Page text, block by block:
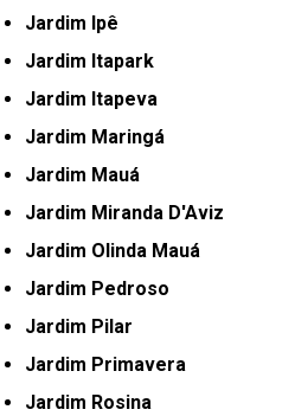
Jardim Ipê
Jardim Itapark
Jardim Itapeva
Jardim Maringá
Jardim Mauá
Jardim Miranda D'Aviz
Jardim Olinda Mauá
Jardim Pedroso
Jardim Pilar
Jardim Primavera
Jardim Rosina